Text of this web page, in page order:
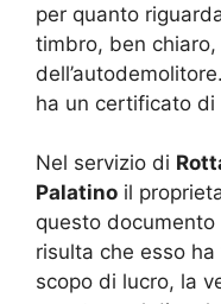
per quanto
timbro, ben
ha un certificato
Nel servizio di
Palatino il
questo
risulta che esso
scopo di lucro, la